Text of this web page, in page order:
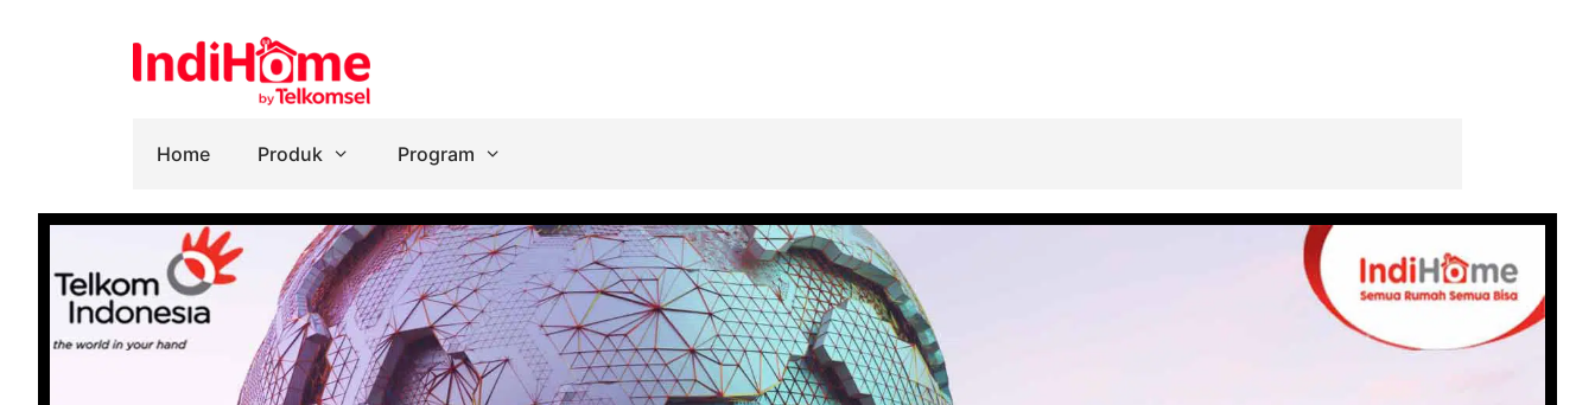
Home Produk Program